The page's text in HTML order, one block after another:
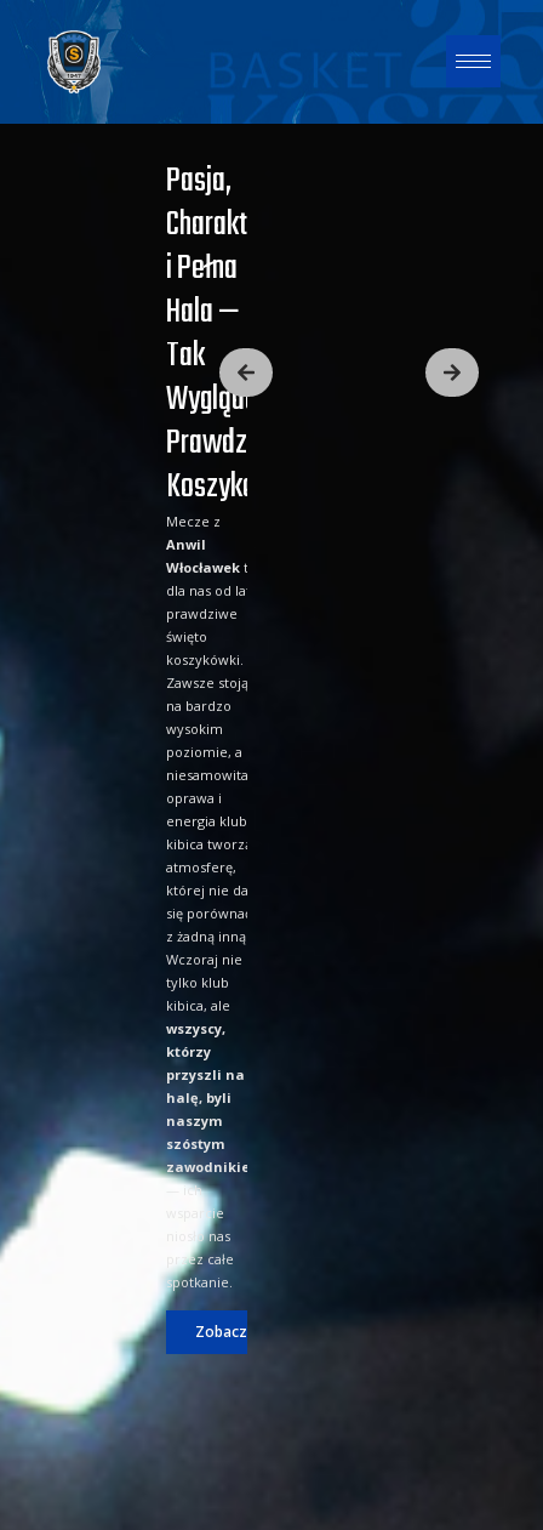
Pasja,
Charakter
i Pełna
Hala —
Tak
Wygląda
Prawdziwa
Koszykówka!
Mecze z
Anwil
Włocławek to
dla nas od lat
prawdziwe
święto
koszykówki.
Zawsze stoją
na bardzo
wysokim
poziomie, a
niesamowita
oprawa i
energia klubu
kibica tworzą
atmosferę,
której nie da
się porównać
z żadną inną.
Wczoraj nie
tylko klub
kibica, ale
wszyscy,
którzy
przyszli na
halę, byli
naszym
szóstym
zawodnikiem
— ich
wsparcie
niosło nas
przez całe
spotkanie.
Zobacz
Zobacz